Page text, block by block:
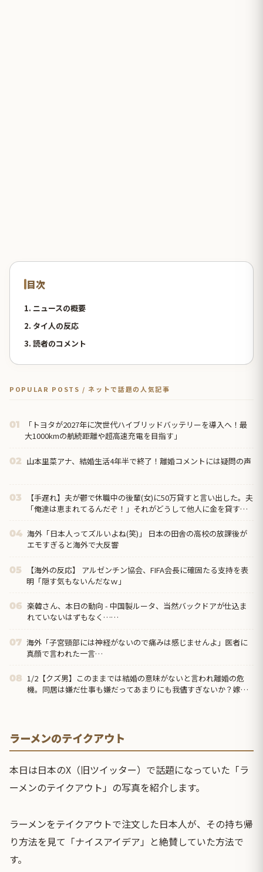
目次
1. ニュースの概要
2. タイ人の反応
3. 読者のコメント
POPULAR POSTS / ネットで話題の人気記事
01
「トヨタが2027年に次世代ハイブリッドバッテリーを導入へ！最
大1000kmの航続距離や超高速充電を目指す」
02 山本里菜アナ、結婚生活4年半で終了！離婚コメントには疑問の声
03
【手遅れ】夫が鬱で休職中の後輩(女)に50万貸すと言い出した。夫
「俺達は恵まれてるんだぞ！」それがどうして他人に金を貸すと
04 海外「日本人ってズルいよね(笑)」 日本の田舎の高校の放課後が
エモすぎると海外で大反響
05
【海外の反応】 アルゼンチン協会、FIFA会長に確固たる支持を表
明「隠す気もないんだなｗ」
06 楽韓さん、本日の動向 - 中国製ルータ、当然バックドアが仕込ま
れていないはずもなく……
07 海外「子宮頸部には神経がないので痛みは感じませんよ」医者に
真顔で言われた一言…
08 1/2【クズ男】このままでは結婚の意味がないと言われ離婚の危
機。同居は嫌だ仕事も嫌だってあまりにも我儘すぎないか？嫁の
ラーメンのテイクアウト
本日は日本のX（旧ツイッター）で話題になっていた「ラ
ーメンのテイクアウト」の写真を紹介します。
ラーメンをテイクアウトで注文した日本人が、その持ち帰
り方法を見て「ナイスアイデア」と絶賛していた方法で
す。